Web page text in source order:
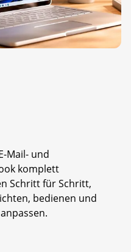
Mail- und
komplett
Schritt für Schritt,
bedienen und